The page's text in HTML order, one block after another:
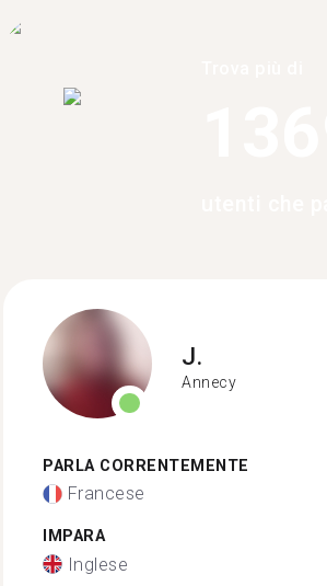
J.
Annecy
PARLA CORRENTEMENTE
Francese
IMPARA
Inglese